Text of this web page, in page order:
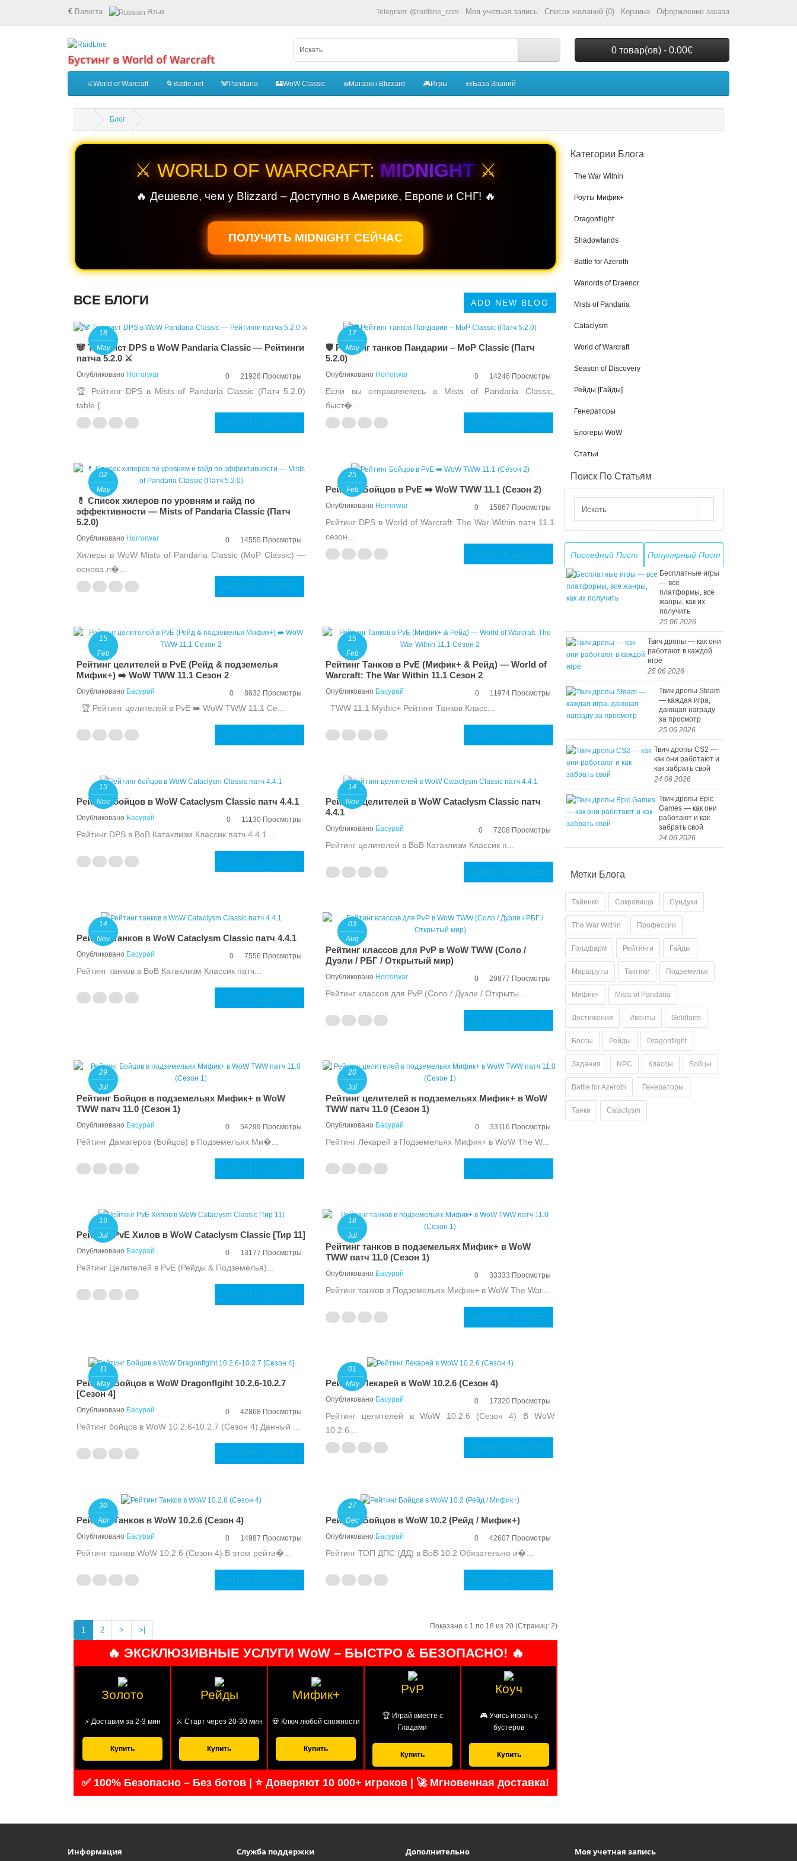
€ Валюта Язык Telegram: @raidline_com Моя учетная запись Список желаний (0) Корзина Оформление заказа
Бустинг в World of Warcraft
0 товар(ов) - 0.00€
⚔️World of Warcraft 🌀Battle.net 🐼Pandaria 🏰WoW Classic ❄️Магазин Blizzard 🎮Игры 📜База Знаний
Блог
⚔️ WORLD OF WARCRAFT: MIDNIGHT⚔️
🔥 Дешевле, чем у Blizzard – Доступно в Америке, Европе и СНГ! 🔥
ПОЛУЧИТЬ MIDNIGHT СЕЙЧАС
ВСЕ БЛОГИ ADD NEW BLOG
18
May
🐼 Тир-лист DPS в WoW Pandaria Classic — Рейтинги
патча 5.2.0 ⚔️
Опубликовано Horrorwar 0 21928 Просмотры
🏆 Рейтинг DPS в Mists of Pandaria Classic (Патч 5.2.0)
table { ...
ЧИТАТЬ ДАЛЕЕ
17
May
🛡️ Рейтинг танков Пандарии – MoP Classic (Патч
5.2.0)
Опубликовано Horrorwar 0 14246 Просмотры
Если вы отправляетесь в Mists of Pandaria Classic,
быст�...
ЧИТАТЬ ДАЛЕЕ
02
May
💊 Список хилеров по уровням и гайд по
эффективности — Mists of Pandaria Classic (Патч
5.2.0)
Опубликовано Horrorwar 0 14555 Просмотры
Хилеры в WoW Mists of Pandaria Classic (MoP Classic) —
основа л�...
ЧИТАТЬ ДАЛЕЕ
25
Feb
Рейтинг Бойцов в PvE ➡️ WoW TWW 11.1 (Сезон 2)
Опубликовано Horrorwar 0 15867 Просмотры
Рейтинг DPS в World of Warcraft: The War Within патч 11.1
сезон...
ЧИТАТЬ ДАЛЕЕ
15
Feb
Рейтинг целителей в PvE (Рейд & подземелья
Мифик+) ➡️ WoW TWW 11.1 Сезон 2
Опубликовано Басурай 0 8632 Просмотры
🏆 Рейтинг целителей в PvE ➡️ WoW TWW 11.1 Се...
ЧИТАТЬ ДАЛЕЕ
15
Feb
Рейтинг Танков в PvE (Мифик+ & Рейд) — World of
Warcraft: The War Within 11.1 Сезон 2
Опубликовано Басурай 0 11974 Просмотры
TWW 11.1 Mythic+ Рейтинг Танков Класс...
ЧИТАТЬ ДАЛЕЕ
15
Nov
Рейтинг бойцов в WoW Cataclysm Classic патч 4.4.1
Опубликовано Басурай 0 11130 Просмотры
Рейтинг DPS в ВоВ Катаклизм Классик патч 4.4.1 ...
ЧИТАТЬ ДАЛЕЕ
14
Nov
Рейтинг целителей в WoW Cataclysm Classic патч
4.4.1
Опубликовано Басурай 0 7208 Просмотры
Рейтинг целителей в ВоВ Катаклизм Классик п...
ЧИТАТЬ ДАЛЕЕ
14
Nov
Рейтинг танков в WoW Cataclysm Classic патч 4.4.1
Опубликовано Басурай 0 7556 Просмотры
Рейтинг танков в ВоВ Катаклизм Классик патч...
ЧИТАТЬ ДАЛЕЕ
03
Aug
Рейтинг классов для PvP в WoW TWW (Соло /
Дуэли / РБГ / Открытый мир)
Опубликовано Horrorwar 0 29877 Просмотры
Рейтинг классов для PvP (Соло / Дуэли / Открыты...
ЧИТАТЬ ДАЛЕЕ
29
Jul
Рейтинг Бойцов в подземельях Мифик+ в WoW
TWW патч 11.0 (Сезон 1)
Опубликовано Басурай 0 54299 Просмотры
Рейтинг Дамагеров (Бойцов) в Подземельях Ми�...
ЧИТАТЬ ДАЛЕЕ
20
Jul
Рейтинг целителей в подземельях Мифик+ в WoW
TWW патч 11.0 (Сезон 1)
Опубликовано Басурай 0 33116 Просмотры
Рейтинг Лекарей в Подземельях Мифик+ в WoW The W...
ЧИТАТЬ ДАЛЕЕ
19
Jul
Рейтинг PvE Хилов в WoW Cataclysm Classic [Тир 11]
Опубликовано Басурай 0 13177 Просмотры
Рейтинг Целителей в PvE (Рейды & Подземелья)...
ЧИТАТЬ ДАЛЕЕ
18
Jul
Рейтинг танков в подземельях Мифик+ в WoW
TWW патч 11.0 (Сезон 1)
Опубликовано Басурай 0 33333 Просмотры
Рейтинг танков в Подземельях Мифик+ в WoW The War...
ЧИТАТЬ ДАЛЕЕ
11
May
Рейтинг Бойцов в WoW Dragonflgiht 10.2.6-10.2.7
[Сезон 4]
Опубликовано Басурай 0 42868 Просмотры
Рейтинг бойцов в WoW 10.2.6-10.2.7 (Сезон 4) Данный ...
ЧИТАТЬ ДАЛЕЕ
01
May
Рейтинг Лекарей в WoW 10.2.6 (Сезон 4)
Опубликовано Басурай 0 17320 Просмотры
Рейтинг целителей в WoW 10.2.6 (Сезон 4) В WoW
10.2.6,...
ЧИТАТЬ ДАЛЕЕ
30
Apr
Рейтинг Танков в WoW 10.2.6 (Сезон 4)
Опубликовано Басурай 0 14987 Просмотры
Рейтинг танков WoW 10.2.6 (Сезон 4) В этом рейти�...
ЧИТАТЬ ДАЛЕЕ
27
Dec
Рейтинг Бойцов в WoW 10.2 (Рейд / Мифик+)
Опубликовано Басурай 0 42607 Просмотры
Рейтинг ТОП ДПС (ДД) в ВоВ 10.2 Обязательно и�...
ЧИТАТЬ ДАЛЕЕ
1 2 > >| Показано с 1 по 18 из 20 (Страниц: 2)
🔥 ЭКСКЛЮЗИВНЫЕ УСЛУГИ WoW – БЫСТРО & БЕЗОПАСНО! 🔥
Золото
⚡ Доставим за 2-3 мин
Купить
Рейды
⚔️ Старт через 20-30 мин
Купить
Мифик+
💀 Ключ любой сложности
Купить
PvP
🏆 Играй вместе с
Гладами
Купить
Коуч
🎮 Учись играть у
бустеров
Купить
✅ 100% Безопасно – Без ботов | ⭐ Доверяют 10 000+ игроков | 🚀 Мгновенная доставка!
Категории Блога
The War Within
Роуты Мифик+
Dragonflight
Shadowlands
Battle for Azeroth
Warlords of Draenor
Mists of Pandaria
Cataclysm
World of Warcraft
Season of Discovery
Рейды [Гайды]
Генераторы
Блогеры WoW
Статьи
Поиск По Статьям
Последний Пост Популярный Пост
Бесплатные игры
— все
платформы, все
жанры, как их
получить
25 06 2026
Твич дропы — как они
работают в каждой
игре
25 06 2026
Твич дропы Steam
— каждая игра,
дающая награду
за просмотр
25 06 2026
Твич дропы CS2 —
как они работают и
как забрать свой
24 06 2026
Твич дропы Epic
Games — как они
работают и как
забрать свой
24 06 2026
Метки Блога
Тайники Сокровища Сундуки
The War Within Профессии
Голдфарм Рейтинги Гайды
Маршруты Тактики Подземелья
Мифик+ Mists of Pandaria
Достижения Ивенты Goldfarm
Боссы Рейды Dragonflight
Задания NPC Классы Бойцы
Battle for Azeroth Генераторы
Танки Cataclysm
Информация Служба поддержки Дополнительно Моя учетная запись